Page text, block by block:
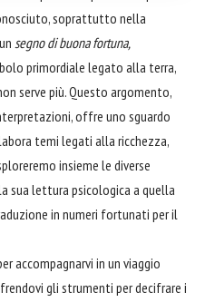
soprattutto nella
segno di buona fortuna,
primordiale legato alla terra,
serve più. Questo argomento,
offre uno sguardo
temi legati alla ricchezza,
insieme le diverse
sua lettura psicologica a quella
in numeri fortunati per il
accompagnarvi in un viaggio
gli strumenti per decifrare i